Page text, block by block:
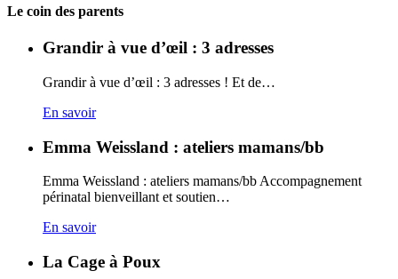
Carto
Le coin des parents
Grandir à vue d’œil : 3 adresses
Grandir à vue d’œil : 3 adresses ! Et de…
En savoir
Emma Weissland : ateliers mamans/bb
Emma Weissland : ateliers mamans/bb Accompagnement
périnatal bienveillant et soutien…
En savoir
La Cage à Poux